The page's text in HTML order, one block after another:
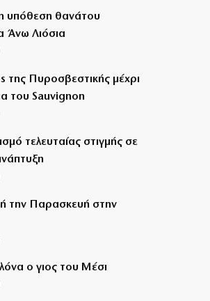
η υπόθεση θανάτου
Άνω Λιόσια
της Πυροσβεστικής μέχρι
του Sauvignon
τελευταίας στιγμής σε
την Παρασκευή στην
ο γιος του Μέσι